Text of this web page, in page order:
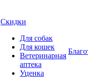
Скидки
Для собак
Для кошек
Ветеринарная
аптека
Уценка